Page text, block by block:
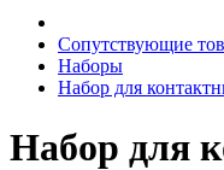
Сопутствующие
Наборы
Набор для
Набор для